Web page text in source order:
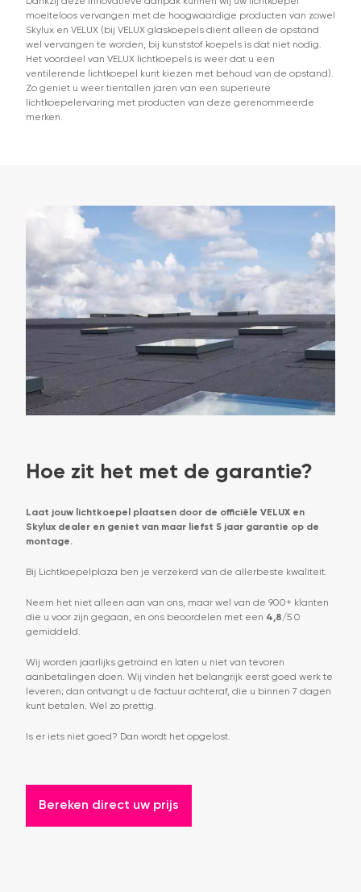
moeiteloos vervangen met de hoogwaardige producten van zowel
Skylux en VELUX (bij VELUX glaskoepels dient alleen de opstand
wel vervangen te worden, bij kunststof koepels is dat niet nodig.
Het voordeel van VELUX lichtkoepels is weer dat u een
ventilerende lichtkoepel kunt kiezen met behoud van de opstand).
Zo geniet u weer tientallen jaren van een superieure
lichtkoepelervaring met producten van deze gerenommeerde
merken.
Hoe zit het met de garantie?
Laat jouw lichtkoepel plaatsen door de officiële VELUX en
Skylux dealer en geniet van maar liefst 5 jaar garantie op de
montage.
Bij Lichtkoepelplaza ben je verzekerd van de allerbeste kwaliteit.
Neem het niet alleen aan van ons, maar wel van de 900+ klanten
die u voor zijn gegaan, en ons beoordelen met een 4,8/5.0
gemiddeld.
Wij worden jaarlijks getraind en laten u niet van tevoren
aanbetalingen doen. Wij vinden het belangrijk eerst goed werk te
leveren; dan ontvangt u de factuur achteraf, die u binnen 7 dagen
kunt betalen. Wel zo prettig.
Is er iets niet goed? Dan wordt het opgelost.
Bereken direct uw prijs